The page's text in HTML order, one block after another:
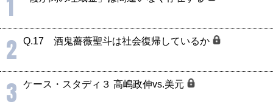
2 Q.17 酒鬼薔薇聖斗は社会復帰しているか
3 ケース・スタディ３ 高嶋政伸vs.美元